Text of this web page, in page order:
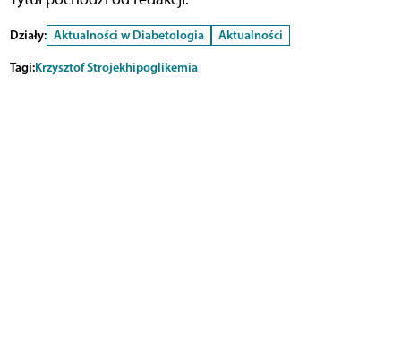
Działy: Aktualności w Diabetologia
Aktualności
Tagi:Krzysztof Strojekhipoglikemia